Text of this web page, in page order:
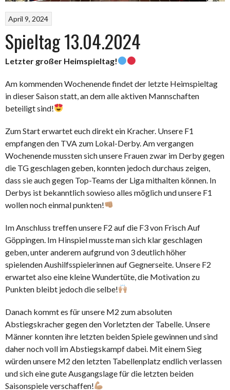
April 9, 2024
Spieltag 13.04.2024
Letzter großer Heimspieltag!
Am kommenden Wochenende findet der letzte Heimspieltag
in dieser Saison statt, an dem alle aktiven Mannschaften
beteiligt sind!
Zum Start erwartet euch direkt ein Kracher. Unsere F1
empfangen den TVA zum Lokal-Derby. Am vergangen
Wochenende mussten sich unsere Frauen zwar im Derby gegen
die TG geschlagen geben, konnten jedoch durchaus zeigen,
dass sie auch gegen Top-Teams der Liga mithalten können. In
Derbys ist bekanntlich sowieso alles möglich und unsere F1
wollen noch einmal punkten!
Im Anschluss treffen unsere F2 auf die F3 von Frisch Auf
Göppingen. Im Hinspiel musste man sich klar geschlagen
geben, unter anderem aufgrund von 3 deutlich höher
spielenden Aushilfsspielerinnen auf Gegnerseite. Unsere F2
erwartet also eine kleine Wundertüte, die Motivation zu
Punkten bleibt jedoch die selbe!
Danach kommt es für unsere M2 zum absoluten
Abstiegskracher gegen den Vorletzten der Tabelle. Unsere
Männer konnten ihre letzten beiden Spiele gewinnen und sind
daher noch voll im Abstiegskampf dabei. Mit einem Sieg
würden unsere M2 den letzten Tabellenplatz endlich verlassen
und sich eine gute Ausgangslage für die letzten beiden
Saisonspiele verschaffen!